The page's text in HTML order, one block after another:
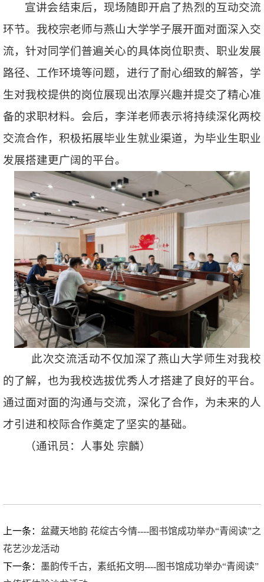
宣讲会结束后，现场随即开启了热烈的互动交流
环节。我校宗老师与燕山大学学子展开面对面深入交
流，针对同学们普遍关心的具体岗位职责、职业发展
路径、工作环境等问题，进行了耐心细致的解答，学
生对我校提供的岗位展现出浓厚兴趣并提交了精心准
备的求职材料。会后，李洋老师表示将持续深化两校
交流合作，积极拓展毕业生就业渠道，为毕业生职业
发展搭建更广阔的平台。
此次交流活动不仅加深了燕山大学师生对我校
的了解，也为我校选拔优秀人才搭建了良好的平台。
通过面对面的沟通与交流，深化了合作，为未来的人
才引进和校际合作奠定了坚实的基础。
（通讯员：人事处 宗麟）
上一条： 盆藏天地韵 花绽古今情----图书馆成功举办“青阅读”之
花艺沙龙活动
下一条： 墨韵传千古，素纸拓文明----图书馆成功举办“青阅读”